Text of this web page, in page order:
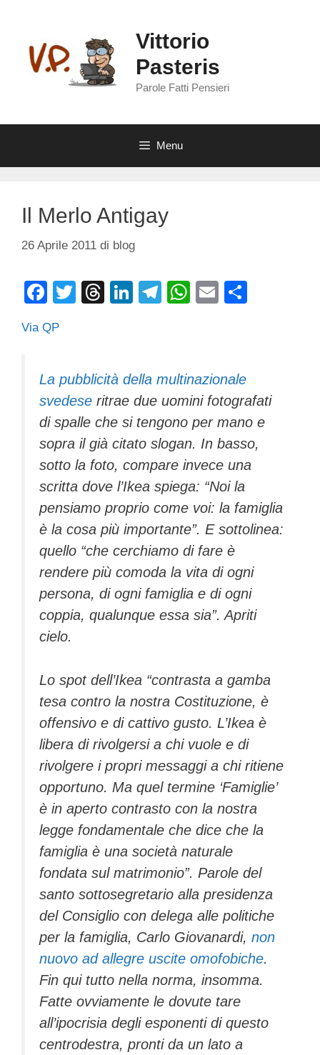
contenuto
Vittorio
Pasteris
Parole Fatti Pensieri
Menu
Il Merlo Antigay
26 Aprile 2011 di blog
F
c
b
o
o
k
T
T
d
s
Li
dI
n
T
a
m
W
A
p
p
E
di
Via QP
La pubblicità della multinazionale
svedese ritrae due uomini fotografati
di spalle che si tengono per mano e
sopra il già citato slogan. In basso,
sotto la foto, compare invece una
scritta dove l’Ikea spiega: “Noi la
pensiamo proprio come voi: la famiglia
è la cosa più importante”. E sottolinea:
quello “che cerchiamo di fare è
rendere più comoda la vita di ogni
persona, di ogni famiglia e di ogni
coppia, qualunque essa sia”. Apriti
cielo.
Lo spot dell’Ikea “contrasta a gamba
tesa contro la nostra Costituzione, è
offensivo e di cattivo gusto. L’Ikea è
libera di rivolgersi a chi vuole e di
rivolgere i propri messaggi a chi ritiene
opportuno. Ma quel termine ‘Famiglie’
è in aperto contrasto con la nostra
legge fondamentale che dice che la
famiglia è una società naturale
fondata sul matrimonio”. Parole del
santo sottosegretario alla presidenza
del Consiglio con delega alle politiche
per la famiglia, Carlo Giovanardi, non
nuovo ad allegre uscite omofobiche.
Fin qui tutto nella norma, insomma.
Fatte ovviamente le dovute tare
all’ipocrisia degli esponenti di questo
centrodestra, pronti da un lato a